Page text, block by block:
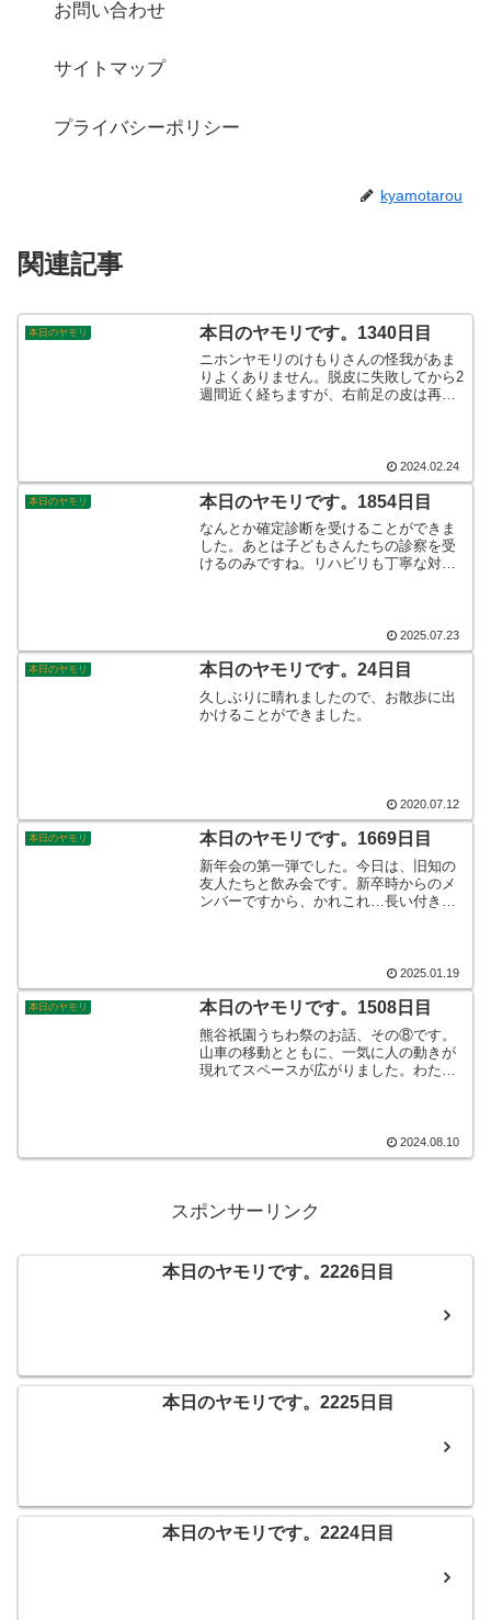
お問い合わせ
サイトマップ
プライバシーポリシー
kyamotarou
関連記事
本日のヤモリ 本日のヤモリです。1340日目
ニホンヤモリのけもりさんの怪我があま
りよくありません。脱皮に失敗してから2
週間近く経ちますが、右前足の皮は再生
ております。食欲があるのが頼みの綱で
す！そんなこんなで、本日のヤモリで
す。
2024.02.24
本日のヤモリ 本日のヤモリです。1854日目
なんとか確定診断を受けることができま
した。あとは子どもさんたちの診察を受
けるのみですね。リハビリも丁寧な対応
ある職場でよかったですね☆そんなこん
なで本日のヤモリです。
2025.07.23
本日のヤモリ 本日のヤモリです。24日目
久しぶりに晴れましたので、お散歩に出
かけることができました。
2020.07.12
本日のヤモリ 本日のヤモリです。1669日目
新年会の第一弾でした。今日は、旧知の
友人たちと飲み会です。新卒時からのメ
ンバーですから、かれこれ…長い付き合
ていっているようです。そんなこんな
で、本日のヤモリです。
2025.01.19
本日のヤモリ 本日のヤモリです。1508日目
熊谷祇園うちわ祭のお話、その⑧です。
山車の移動とともに、一気に人の動きが
現れてスペースが広がりました。わたし
の街に戻っていました。(当然と言えば当
然ですね)そんなこんなで、本日のヤモリ
2024.08.10
スポンサーリンク
本日のヤモリです。2226日目
本日のヤモリです。2225日目
本日のヤモリです。2224日目